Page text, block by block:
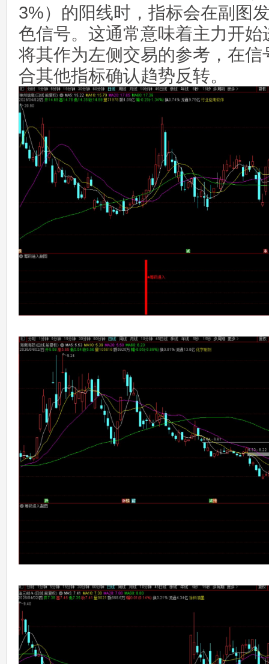
3%）的阳线时，指标会在副图
色信号。这通常意味着主力开
将其作为左侧交易的参考，在
合其他指标确认趋势反转。